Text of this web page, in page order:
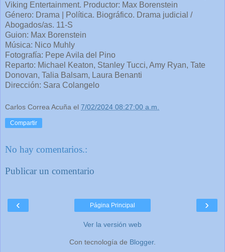
Viking Entertainment. Productor: Max Borenstein
Género: Drama | Política. Biográfico. Drama judicial /
Abogados/as. 11-S
Guion: Max Borenstein
Música: Nico Muhly
Fotografía: Pepe Avila del Pino
Reparto: Michael Keaton, Stanley Tucci, Amy Ryan, Tate
Donovan, Talia Balsam, Laura Benanti
Dirección: Sara Colangelo
Carlos Correa Acuña el 7/02/2024 08:27:00 a.m.
Compartir
No hay comentarios.:
Publicar un comentario
‹ ›
Página Principal
Ver la versión web
Con tecnología de Blogger.